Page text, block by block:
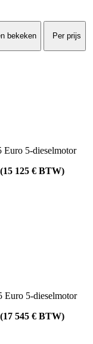
bekeken Per prijs
5-dieselmotor
125 € BTW)
5-dieselmotor
545 € BTW)